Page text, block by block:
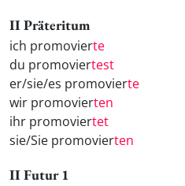
II Präteritum
ich promovierte
du promoviertest
er/sie/es promovierte
wir promovierten
ihr promoviertet
sie/Sie promovierten
II Futur 1